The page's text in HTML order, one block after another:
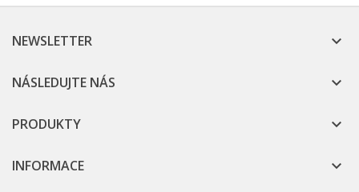
NEWSLETTER 
NÁSLEDUJTE NÁS 
PRODUKTY 
INFORMACE 